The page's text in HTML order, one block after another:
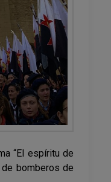
“El espíritu de
bomberos de